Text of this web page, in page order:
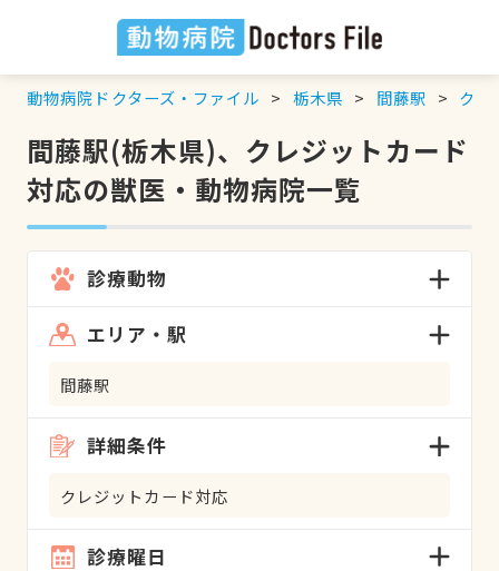
動物病院ドクターズ・ファイル 栃木県 間藤駅 クレ
間藤駅(栃木県)、クレジットカード
対応の獣医・動物病院一覧
診療動物
エリア・駅
間藤駅
詳細条件
クレジットカード対応
診療曜日